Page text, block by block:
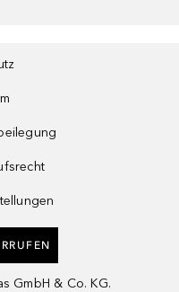
GmbH & Co. KG.